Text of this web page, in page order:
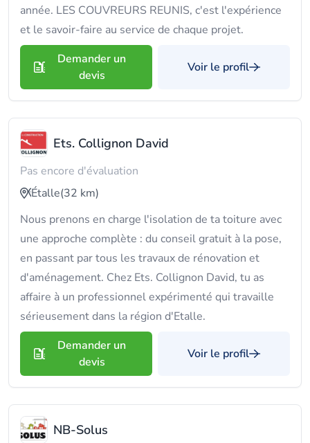
année. LES COUVREURS REUNIS, c'est l'expérience
et le savoir-faire au service de chaque projet.
Demander un
devis
Voir le profil
Ets. Collignon David
Pas encore d'évaluation
Étalle(32 km)
Nous prenons en charge l'isolation de ta toiture avec
une approche complète : du conseil gratuit à la pose,
en passant par tous les travaux de rénovation et
d'aménagement. Chez Ets. Collignon David, tu as
affaire à un professionnel expérimenté qui travaille
sérieusement dans la région d'Etalle.
Demander un
devis
Voir le profil
NB-Solus